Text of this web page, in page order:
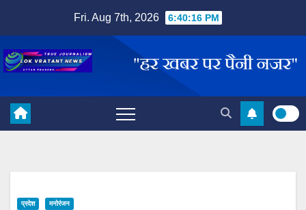
content
Fri. Aug 7th, 2026 6:40:17 PM
प्रदेश मनोरंजन